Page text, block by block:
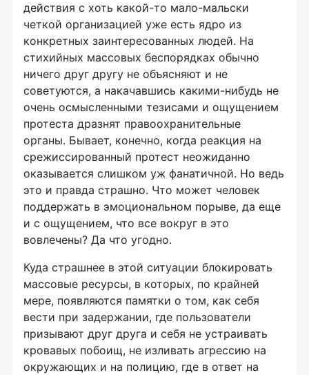
действия с хоть какой-то мало-мальски
четкой организацией уже есть ядро из
конкретных заинтересованных людей. На
стихийных массовых беспорядках обычно
ничего друг другу не объясняют и не
советуются, а накачавшись какими-нибудь не
очень осмысленными тезисами и ощущением
протеста дразнят правоохранительные
органы. Бывает, конечно, когда реакция на
срежиссированный протест неожиданно
оказывается слишком уж фанатичной. Но ведь
это и правда страшно. Что может человек
поддержать в эмоциональном порыве, да еще
и с ощущением, что все вокруг в это
вовлечены? Да что угодно.
Куда страшнее в этой ситуации блокировать
массовые ресурсы, в которых, по крайней
мере, появляются памятки о том, как себя
вести при задержании, где пользователи
призывают друг друга и себя не устраивать
кровавых побоищ, не изливать агрессию на
окружающих и на полицию, где в ответ на